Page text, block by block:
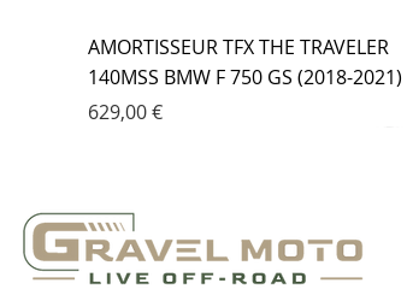
AMORTISSEUR TFX THE TRAVELER
140MSS BMW F 750 GS (2018-2021)
Prix
629,00 €